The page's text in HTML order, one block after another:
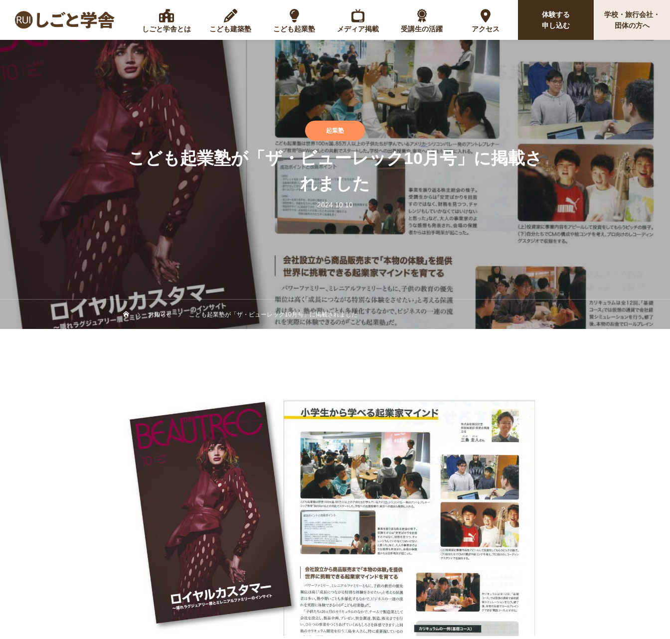
しごと学舎とは こども建築塾 こども起業塾 メディア掲載 受講生の活躍 アクセス
体験する
申し込む
学校・旅行会社・
団体の方へ
起業塾
こども起業塾が「ザ・ビューレック10月号」に掲載さ
れました
2024.10.10
お知らせ こども起業塾が「ザ・ビューレック10月号」に掲載されました